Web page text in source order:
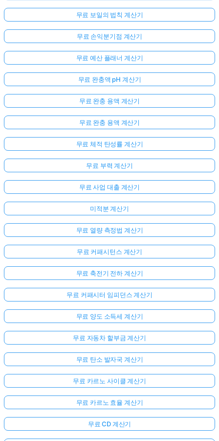
무료 보일의 법칙 계산기
무료 손익분기점 계산기
무료 예산 플래너 계산기
무료 완충액 pH 계산기
무료 완충 용액 계산기
무료 완충 용액 계산기
무료 체적 탄성률 계산기
무료 부력 계산기
무료 사업 대출 계산기
미적분 계산기
무료 열량 측정법 계산기
무료 커패시턴스 계산기
무료 축전기 전하 계산기
무료 커패시터 임피던스 계산기
무료 양도 소득세 계산기
무료 자동차 할부금 계산기
무료 탄소 발자국 계산기
무료 카르노 사이클 계산기
무료 카르노 효율 계산기
무료 CD 계산기